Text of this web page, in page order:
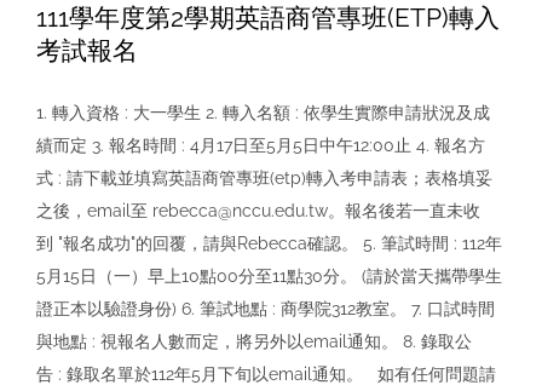
111學年度第2學期英語商管專班(ETP)轉入
考試報名
1. 轉入資格 : 大一學生 2. 轉入名額 : 依學生實際申請狀況及成
績而定 3. 報名時間 : 4月17日至5月5日中午12:00止 4. 報名方
式 : 請下載並填寫英語商管專班(etp)轉入考申請表；表格填妥
之後，email至 rebecca@nccu.edu.tw。報名後若一直未收
到 "報名成功"的回覆，請與Rebecca確認。 5. 筆試時間 : 112年
5月15日（一）早上10點00分至11點30分。 (請於當天攜帶學生
證正本以驗證身份) 6. 筆試地點 : 商學院312教室。 7. 口試時間
與地點 : 視報名人數而定，將另外以email通知。 8. 錄取公
告 : 錄取名單於112年5月下旬以email通知。 如有任何問題請